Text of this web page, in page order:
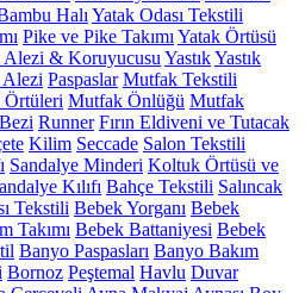
Halı Yatak Odası Tekstili
Pike ve Pike Takımı Yatak Örtüsü
Alezi & Koruyucusu YastıkYastık
Alezi Paspaslar Mutfak Tekstili
Örtüleri Mutfak Önlüğü Mutfak
Runner Fırın Eldiveni ve Tutacak
Kilim Seccade Salon Tekstili
Sandalye Minderi Koltuk Örtüsü ve
Kılıfı Bahçe Tekstili Salıncak
Tekstili Bebek Yorganı Bebek
Takımı Bebek Battaniyesi Bebek
Banyo Paspasları Banyo Bakım
Bornoz Peştemal Havlu Duvar